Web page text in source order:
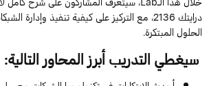
درايتك2136، معالتركيزعلىكيفيةتنفيذوإدارة
الحلولالمبتكرة.
سيغطيالتدريبأبرزالمحاورالتالية: